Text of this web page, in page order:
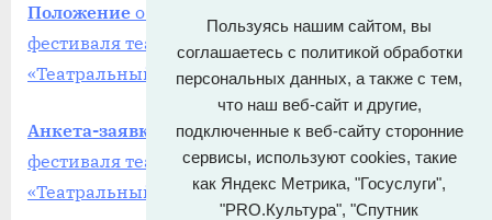
Пользуясь нашим сайтом, вы
соглашаетесь с политикой обработки
персональных данных, а также с тем,
что наш веб-сайт и другие,
подключенные к веб-сайту сторонние
сервисы, используют cookies, такие
как Яндекс Метрика, "Госуслуги",
"PRO.Культура", "Спутник
Положение о проведении XX краевого
фестиваля театральных коллективов
«Театральный разъезд»
Анкета-заявка
участника XX краевого
фестиваля театральных коллективов
«Театральный разъезд»